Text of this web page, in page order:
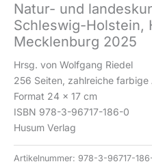
Natur- und
Schleswig-Holstein,
Mecklenburg 2025
Hrsg. von Wolfgang Riedel
256 Seiten, zahlreiche
Format 24 x 17 cm
ISBN 978-3-96717-186-0
Husum Verlag
Artikelnummer: 978-3-96717-